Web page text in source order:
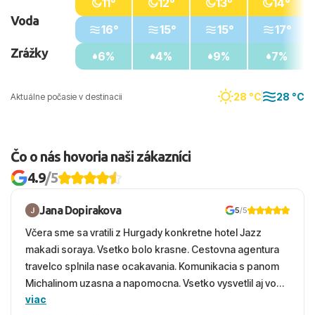
Aktuálne počasie v destinacii 28 °C 28 °C
Voda
Zrážky
11°
16°
6%
12°
15°
4%
13°
15°
9%
14°
17°
7%
Čo o nás hovoria naši zákazníci
4.9/5
Jana Dopirakova 5/5
Včera sme sa vratili z Hurgady konkretne hotel Jazz
makadi soraya. Vsetko bolo krasne. Cestovna agentura
travelco splnila nase ocakavania. Komunikacia s panom
Michalinom uzasna a napomocna. Vsetko vysvetlil aj vo
vecernych hodinach zaco sa ospravedlnujem. Hotel
viac